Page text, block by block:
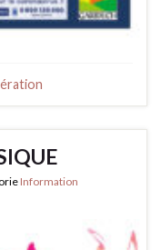
Information